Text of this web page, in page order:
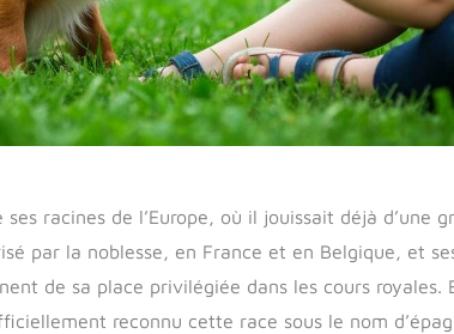
racines de l’Europe, où il jouissait déjà d’une
par la noblesse, en France et en Belgique, et
de sa place privilégiée dans les cours royales.
reconnu cette race sous le nom